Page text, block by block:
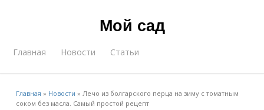
Мой сад
Главная Новости Статьи
Главная » Новости »Лечо из болгарского перца на зиму с томатным
соком без масла. Самый простой рецепт